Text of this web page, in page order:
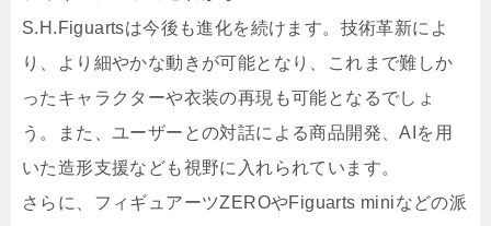
S.H.Figuartsは今後も進化を続けます。技術革新によ
り、より細やかな動きが可能となり、これまで難しか
ったキャラクターや衣装の再現も可能となるでしょ
う。また、ユーザーとの対話による商品開発、AIを用
いた造形支援なども視野に入れられています。
さらに、フィギュアーツZEROやFiguarts miniなどの派